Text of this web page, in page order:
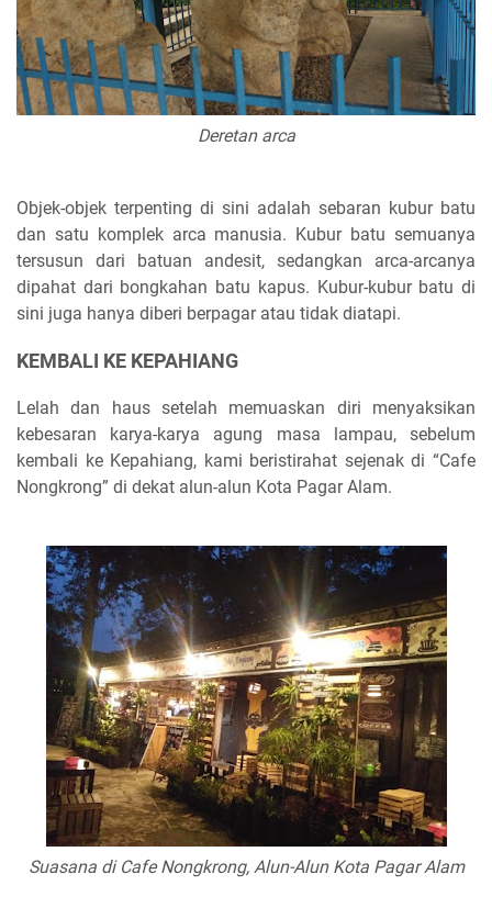
Deretan arca
Objek-objek terpenting di sini adalah sebaran kubur batu
dan satu komplek arca manusia. Kubur batu semuanya
tersusun dari batuan andesit, sedangkan arca-arcanya
dipahat dari bongkahan batu kapus. Kubur-kubur batu di
sini juga hanya diberi berpagar atau tidak diatapi.
KEMBALI KE KEPAHIANG
Lelah dan haus setelah memuaskan diri menyaksikan
kebesaran karya-karya agung masa lampau, sebelum
kembali ke Kepahiang, kami beristirahat sejenak di “Cafe
Nongkrong” di dekat alun-alun Kota Pagar Alam.
Suasana di Cafe Nongkrong, Alun-Alun Kota Pagar Alam